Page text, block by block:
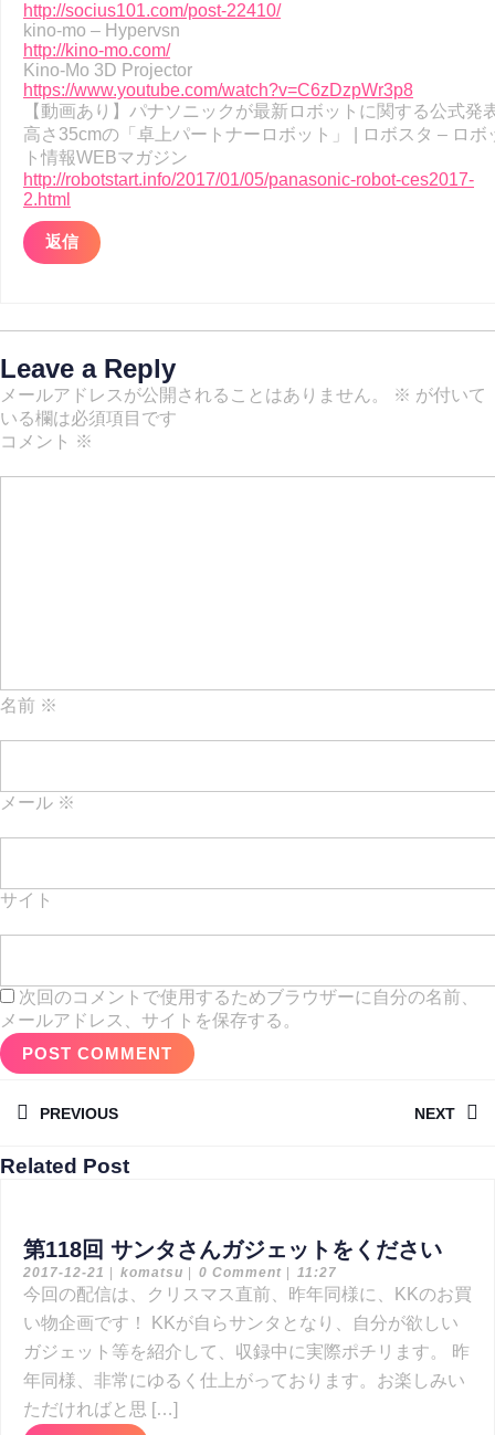
http://socius101.com/post-22410/
kino-mo – Hypervsn
http://kino-mo.com/
Kino-Mo 3D Projector
https://www.youtube.com/watch?v=C6zDzpWr3p8
【動画あり】パナソニックが最新ロボットに関する公式発
高さ35cmの「卓上パートナーロボット」 | ロボスタ – ロボ
ト情報WEBマガジン
http://robotstart.info/2017/01/05/panasonic-robot-ces2017-
2.html
返信
Leave a Reply
メールアドレスが公開されることはありません。 ※ が付いて
いる欄は必須項目です
コメント ※
名前 ※
メール ※
サイト
次回のコメントで使用するためブラウザーに自分の名前、
メールアドレス、サイトを保存する。
稿
ナ
ー
シ
ョ
ン
PREVIOUS
Previous
NEXT
Related Post
第118回 サンタさんガジェットをください第
回
サ
ン
タ
2017-12-21 2017-
12-
21
komatsu komatsu
0 Comment 11:27
今回の配信は、クリスマス直前、昨年同様に、KKのお買
い物企画です！ KKが自らサンタとなり、自分が欲しい
ガジェット等を紹介して、収録中に実際ポチリます。 昨
年同様、非常にゆるく仕上がっております。お楽しみい
ただければと思 […]